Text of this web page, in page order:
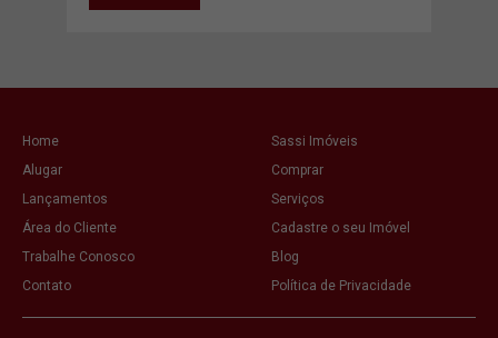
Home
Sassi Imóveis
Alugar
Comprar
Lançamentos
Serviços
Área do Cliente
Cadastre o seu Imóvel
Trabalhe Conosco
Blog
Contato
Política de Privacidade